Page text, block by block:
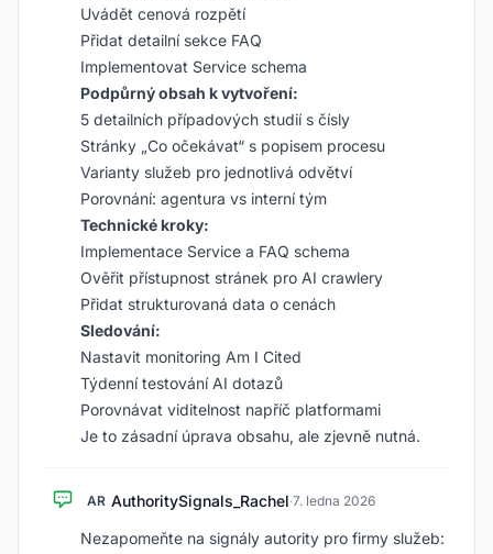
Uvádět cenová rozpětí
Přidat detailní sekce FAQ
Implementovat Service schema
Podpůrný obsah k vytvoření:
5 detailních případových studií s čísly
Stránky „Co očekávat“ s popisem procesu
Varianty služeb pro jednotlivá odvětví
Porovnání: agentura vs interní tým
Technické kroky:
Implementace Service a FAQ schema
Ověřit přístupnost stránek pro AI crawlery
Přidat strukturovaná data o cenách
Sledování:
Nastavit monitoring Am I Cited
Týdenní testování AI dotazů
Porovnávat viditelnost napříč platformami
Je to zásadní úprava obsahu, ale zjevně nutná.
AR AuthoritySignals_Rachel·7. ledna 2026
Nezapomeňte na signály autority pro firmy služeb: